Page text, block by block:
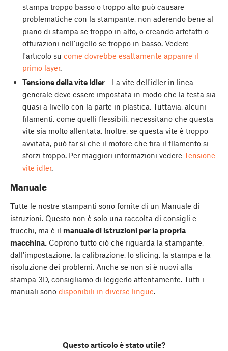
stampa troppo basso o troppo alto può causare
problematiche con la stampante, non aderendo bene al
piano di stampa se troppo in alto, o creando artefatti o
otturazioni nell'ugello se troppo in basso. Vedere
l'articolo su come dovrebbe esattamente apparire il
primo layer.
Tensione della vite Idler- La vite dell'idler in linea
generale deve essere impostata in modo che la testa sia
quasi a livello con la parte in plastica. Tuttavia, alcuni
filamenti, come quelli flessibili, necessitano che questa
vite sia molto allentata. Inoltre, se questa vite è troppo
avvitata, può far sì che il motore che tira il filamento si
sforzi troppo. Per maggiori informazioni vedere Tensione
vite idler.
Manuale
Tutte le nostre stampanti sono fornite di un Manuale di
istruzioni. Questo non è solo una raccolta di consigli e
trucchi, ma è il manuale di istruzioni per la propria
macchina. Coprono tutto ciò che riguarda la stampante,
dall'impostazione, la calibrazione, lo slicing, la stampa e la
risoluzione dei problemi. Anche se non si è nuovi alla
stampa 3D, consigliamo di leggerlo attentamente. Tutti i
manuali sono disponibili in diverse lingue.
Questo articolo è stato utile?